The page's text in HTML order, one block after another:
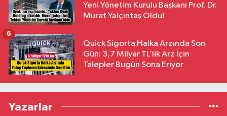
Yeni Yönetim Kurulu Başkanı Prof. Dr.
Murat Yalçıntaş Oldu!
Quick Sigorta Halka Arzında Son
Gün: 3,7 Milyar TL’lik Arz İçin
Talepler Bugün Sona Eriyor
6
Yazarlar